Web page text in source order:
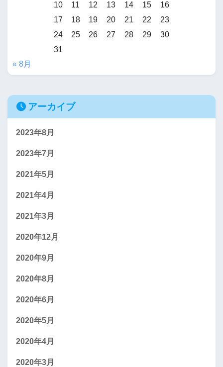
10
11 12 13 14 15
16
17
18 19 20 21 22
23
24
25 26 27 28 29
30
31
« 8月
アーカイブ
2023年8月
2023年7月
2021年5月
2021年4月
2021年3月
2020年12月
2020年9月
2020年8月
2020年6月
2020年5月
2020年4月
2020年3月